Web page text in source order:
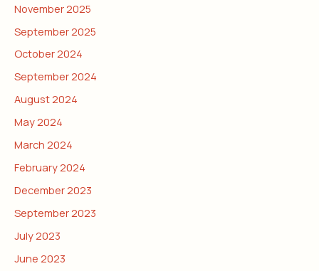
November 2025
September 2025
October 2024
September 2024
August 2024
May 2024
March 2024
February 2024
December 2023
September 2023
July 2023
June 2023